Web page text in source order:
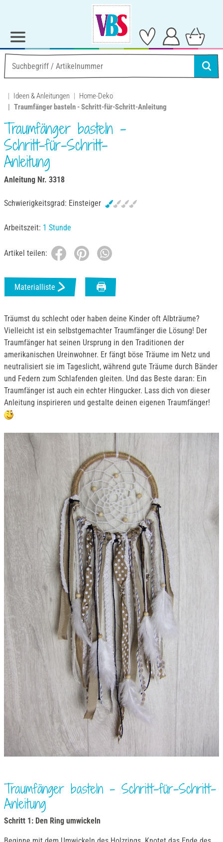
Ideen & Anleitungen
Home-Deko
Traumfänger basteln - Schritt-für-Schritt-Anleitung
Traumfänger basteln -
Schritt-für-Schritt-
Anleitung
Anleitung Nr. 3318
Schwierigkeitsgrad: Einsteiger
Arbeitszeit: 1 Stunde
Artikel teilen:
Materialliste
Träumst du schlecht oder haben deine Kinder oft Albträume?
Vielleicht ist ein selbstgemachter Traumfänger die Lösung! Der
Traumfänger hat seinen Ursprung in den Traditionen der
amerikanischen Ureinwohner. Er fängt böse Träume im Netz und
neutralisiert sie im Tageslicht, während gute Träume durch Bänder
und Federn zum Schlafenden gleiten. Und das Beste daran: Ein
Traumfänger ist auch ein echter Hingucker. Lass dich von dieser
Anleitung inspirieren und gestalte deinen eigenen Traumfänger!
Traumfänger basteln - Schritt-für-Schritt-
Anleitung
Schritt 1: Den Ring umwickeln